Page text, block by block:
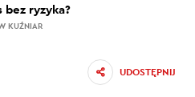
bez ryzyka?
KUŹNIAR
UDOSTĘPNIJ